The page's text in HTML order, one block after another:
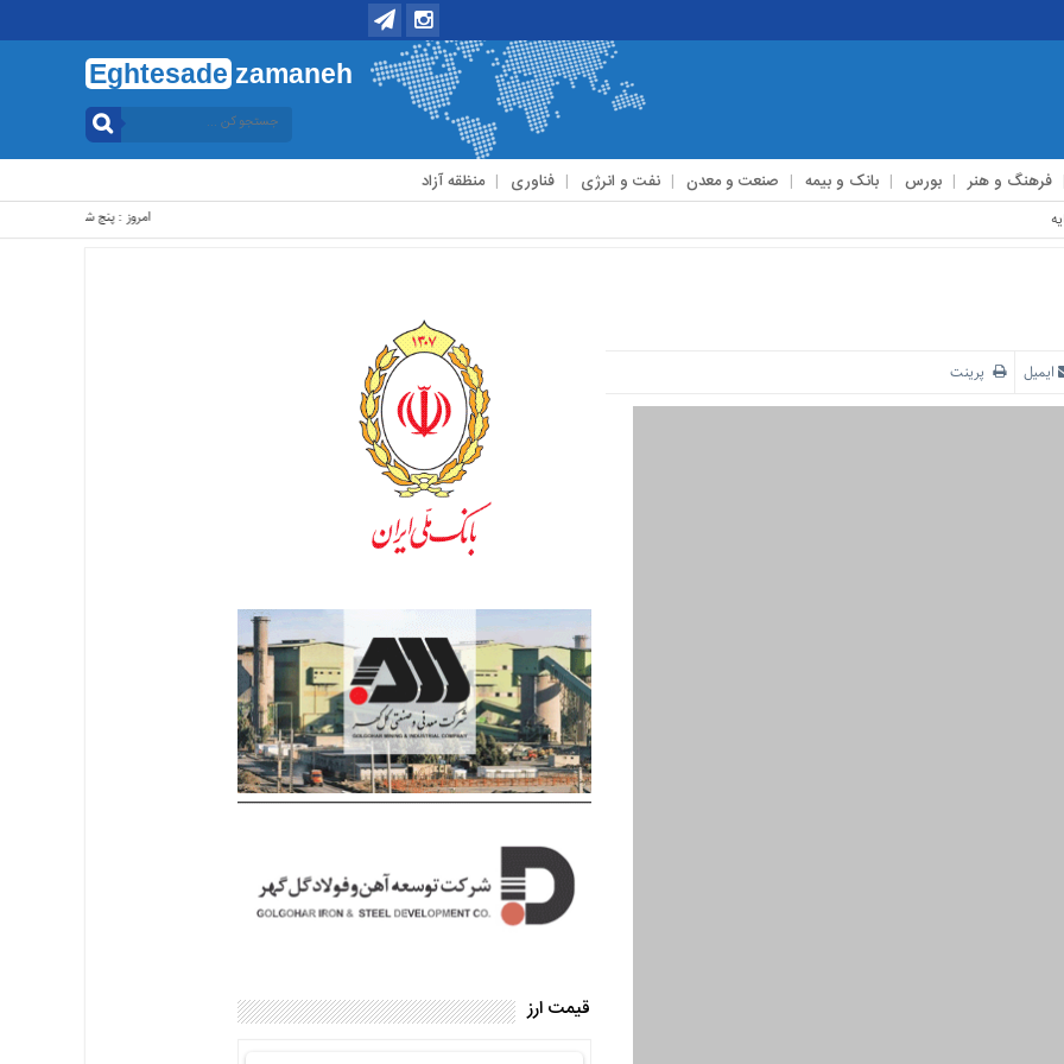
Eghtesade zamaneh
فرهنگ و هنر بورس بانک و بیمه صنعت و معدن نفت و انرژی فناوری منظقه آزاد
امروز : پنج شنبه, ۱۵ مرداد , ۱۴۰۵ .::. برابر با : Thursday, 6 August , 2026
ایمیل پرینت
قیمت ارز